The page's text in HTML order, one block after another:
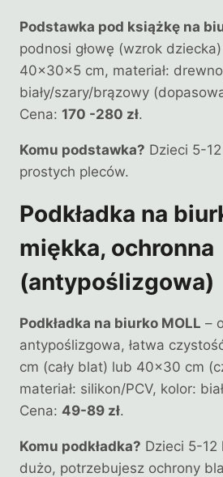
Podstawka pod książkę na
podnosi głowę (wzrok
40×30×5 cm, materiał:
biały/szary/brązowy
Cena: 170 -280 zł.
Komu podstawka? Dzieci 5-
prostych pleców.
Podkładka na
miękka, ochronna
(antypoślizgowa)
Podkładka na biurko MOLL –
antypoślizgowa, łatwa
cm (cały blat) lub 40×30 cm
materiał: silikon/PCV, kolor:
Cena: 49-89 zł.
Komu podkładka? Dzieci 5-12
dużo, potrzebujesz ochrony